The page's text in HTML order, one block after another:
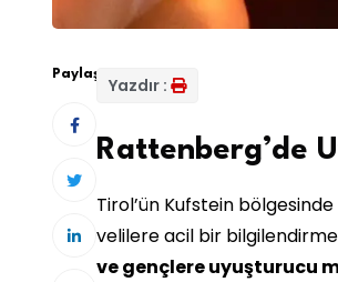
Paylaş:
Yazdır :
Rattenberg’de
Tirol’ün Kufstein
velilere acil bir
ve gençlere uyuşturucu